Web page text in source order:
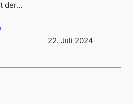
der…
22. Juli 2024